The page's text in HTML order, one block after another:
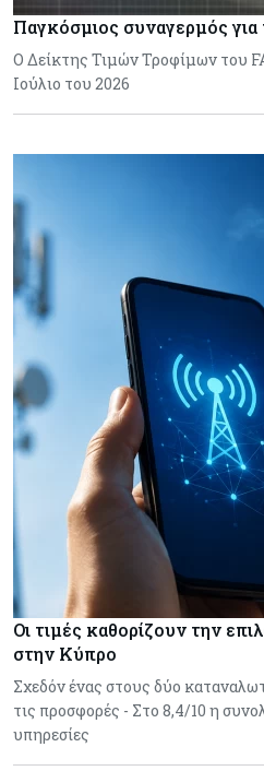
Παγκόσμιος συναγερμός
Ο Δείκτης Τιμών Τροφίμων του
Ιούλιο του 2026
Οι τιμές καθορίζουν την
στην Κύπρο
Σχεδόν ένας στους δύο
τις προσφορές - Στο 8,4/10 η
υπηρεσίες